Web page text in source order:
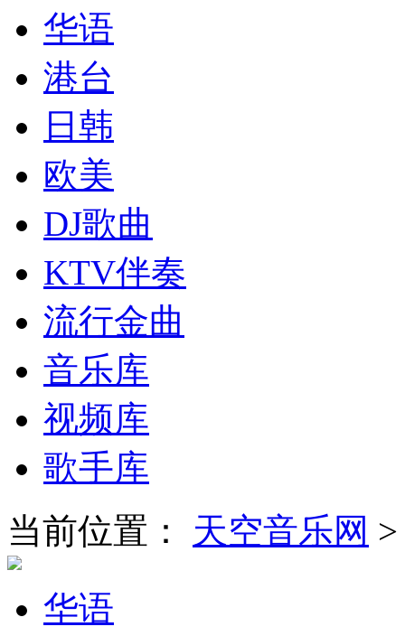
华语
港台
日韩
欧美
DJ歌曲
KTV伴奏
流行金曲
音乐库
视频库
歌手库
当前位置：
天空音乐网
华语